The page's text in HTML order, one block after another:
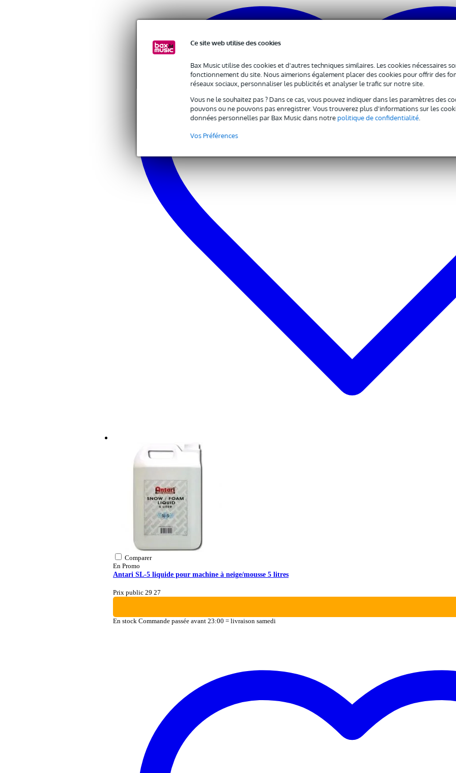
Ce site web utilise des cookies
Bax Music utilise des cookies et d'autres techniques similaires. Les cookies nécessaires
fonctionnement du site. Nous aimerions également placer des cookies pour offrir des
réseaux sociaux, personnaliser les publicités et analyser le trafic sur notre site.
Vous ne le souhaitez pas ? Dans ce cas, vous pouvez indiquer dans les paramètres des
pouvons ou ne pouvons pas enregistrer. Vous trouverez plus d'informations sur les
données personnelles par Bax Music dans notrepolitique de confidentialité.
Vos Préférences
Comparer
En Promo
Antari SL-5 liquide pour machine à neige/mousse 5 litres
Prix public 29 27
En stock Commande passée avant 23:00 = livraison samedi